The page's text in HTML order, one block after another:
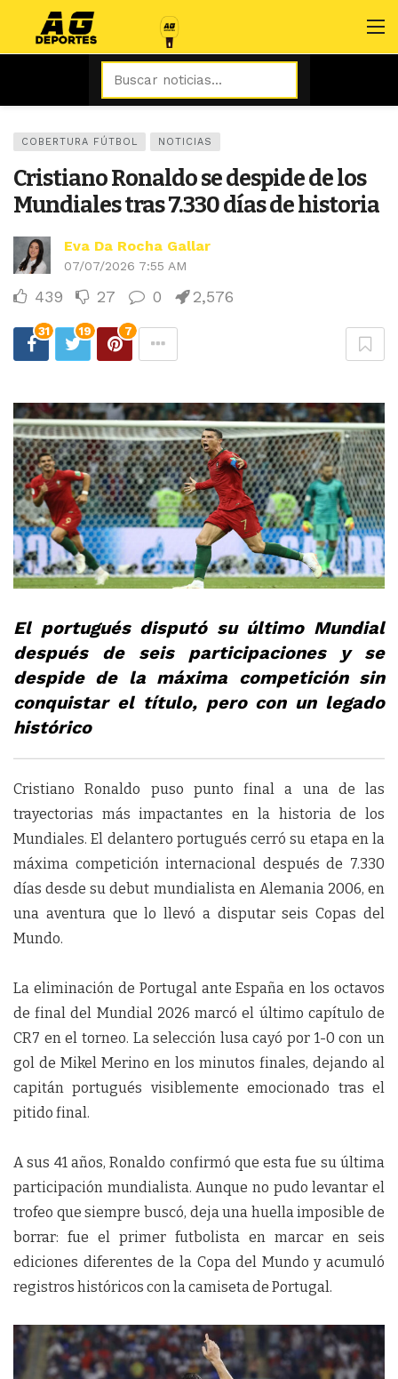
COBERTURA FÚTBOL NOTICIAS
Cristiano Ronaldo se despide de los
Mundiales tras 7.330 días de historia
Eva Da Rocha Gallar
07/07/2026 7:55 AM
439 27 0 2,576
31 19 7
El portugués disputó su último Mundial
después de seis participaciones y se
despide de la máxima competición sin
conquistar el título, pero con un legado
histórico
Cristiano Ronaldo puso punto final a una de las
trayectorias más impactantes en la historia de los
Mundiales. El delantero portugués cerró su etapa en la
máxima competición internacional después de 7.330
días desde su debut mundialista en Alemania 2006, en
una aventura que lo llevó a disputar seis Copas del
Mundo.
La eliminación de Portugal ante España en los octavos
de final del Mundial 2026 marcó el último capítulo de
CR7 en el torneo. La selección lusa cayó por 1-0 con un
gol de Mikel Merino en los minutos finales, dejando al
capitán portugués visiblemente emocionado tras el
pitido final.
A sus 41 años, Ronaldo confirmó que esta fue su última
participación mundialista. Aunque no pudo levantar el
trofeo que siempre buscó, deja una huella imposible de
borrar: fue el primer futbolista en marcar en seis
ediciones diferentes de la Copa del Mundo y acumuló
registros históricos con la camiseta de Portugal.